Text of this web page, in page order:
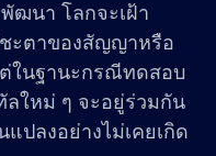
ฒนา โลกจะเฝ้า
ะตาของสัญญาหรือ
ในฐานะกรณีทดสอบ
ใหม่ ๆ จะอยู่ร่วมกัน
ปลงอย่างไม่เคยเกิด